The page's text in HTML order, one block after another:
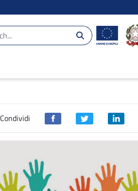
Condividi